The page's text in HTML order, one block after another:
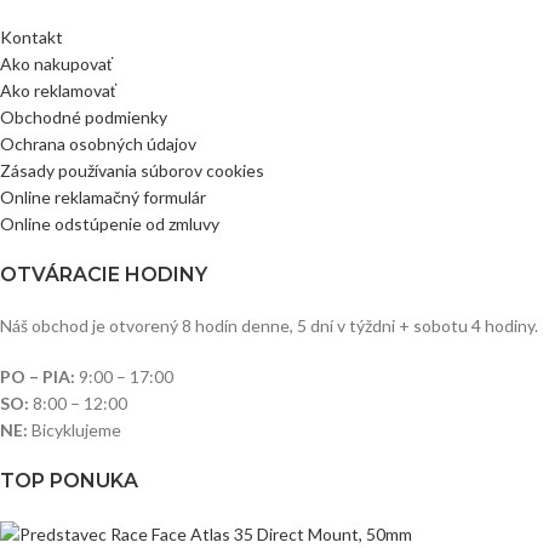
Kontakt
Ako nakupovať
Ako reklamovať
Obchodné podmienky
Ochrana osobných údajov
Zásady používania súborov cookies
Online reklamačný formulár
Online odstúpenie od zmluvy
OTVÁRACIE HODINY
Náš obchod je otvorený 8 hodín denne, 5 dní v týždni + sobotu 4 hodiny.
PO – PIA: 9:00 – 17:00
SO: 8:00 – 12:00
NE: Bicyklujeme
TOP PONUKA